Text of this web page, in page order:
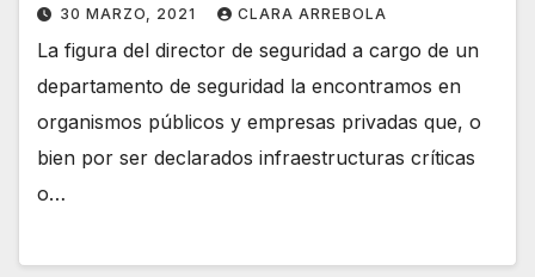
30 MARZO, 2021 CLARA ARREBOLA
La figura del director de seguridad a cargo de un
departamento de seguridad la encontramos en
organismos públicos y empresas privadas que, o
bien por ser declarados infraestructuras críticas
o…